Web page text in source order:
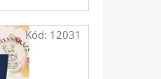
Kód: 12031